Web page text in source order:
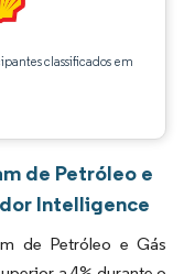
classificados em
de Petróleo e
Intelligence
de Petróleo e Gás